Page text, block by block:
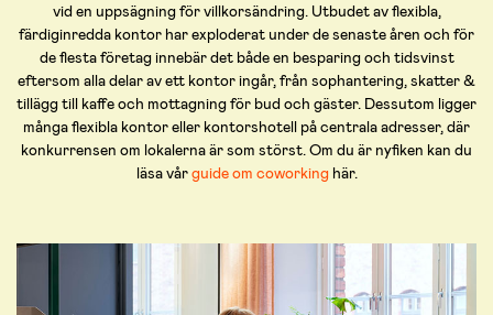
vid en uppsägning för villkorsändring. Utbudet av flexibla,
färdiginredda kontor har exploderat under de senaste åren och för
de flesta företag innebär det både en besparing och tidsvinst
eftersom alla delar av ett kontor ingår, från sophantering, skatter &
tillägg till kaffe och mottagning för bud och gäster. Dessutom ligger
många flexibla kontor eller kontorshotell på centrala adresser, där
konkurrensen om lokalerna är som störst. Om du är nyfiken kan du
läsa vårguide om coworkinghär.